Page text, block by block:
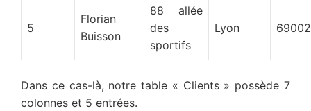
5
Florian
Buisson
88 allée
des
sportifs
Lyon 69002
Dans ce cas-là, notre table « Clients » possède 7
colonnes et 5 entrées.